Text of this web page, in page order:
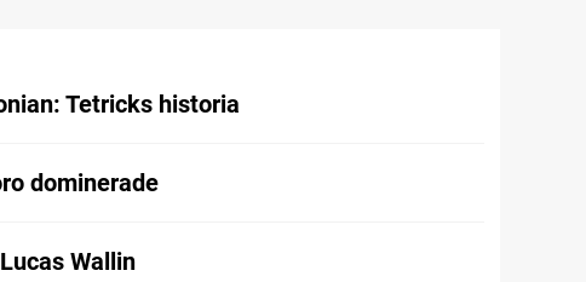
Tetricks historia
dominerade
Wallin